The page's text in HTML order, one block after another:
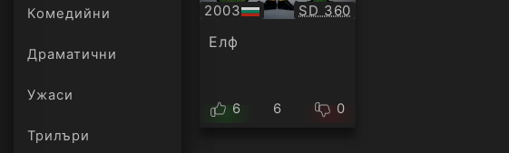
Комедийни
Драматични
Ужаси
Трилъри
онлайн
2003
БГ
аудио
Качество:
SD 360
Елф
6 6 0